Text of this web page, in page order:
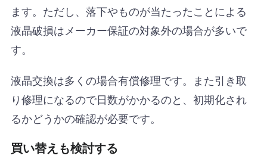
ます。ただし、落下やものが当たったことによる
液晶破損はメーカー保証の対象外の場合が多いで
す。
液晶交換は多くの場合有償修理です。また引き取
り修理になるので日数がかかるのと、初期化され
るかどうかの確認が必要です。
買い替えも検討する